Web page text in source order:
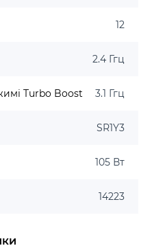
12
2.4 Ггц
Turbo Boost 3.1 Ггц
SR1Y3
105 Вт
14223